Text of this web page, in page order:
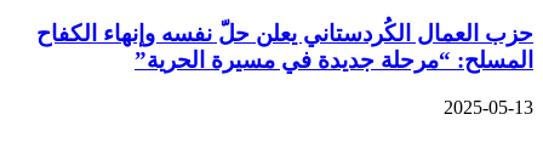
حزب العمال الكُردستاني يعلن حلّ نفسه وإنهاء الكفاح
المسلح: “مرحلة جديدة في مسيرة الحرية”
2025-05-13